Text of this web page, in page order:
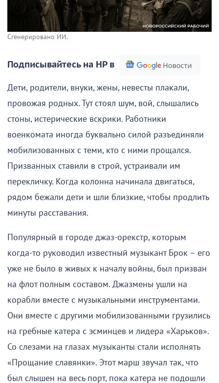
Сгенерировано ИИ.
Подписывайтесь на НР в
Дети, родители, внуки, жены, невесты плакали,
провожая родных. Тут стоял шум, вой, слышались
стоны, истерические вскрики. Работники
военкомата иногда буквально силой разъединяли
мобилизованных с теми, кто с ними прощался.
Призванных ставили в строй, устраивали им
перекличку. Когда колонна начинала двигаться,
рядом бежали дети и шли близкие, чтобы продлить
минуты расставания.
Популярный в городе джаз-орекстр, которым
когда-то руководил известный музыкант Брок – его
уже не было в живых к началу войны, был призван
на флот полным составом. Джазмены ушли на
корабли вместе с музыкальными инструментами.
Они вместе с другими мобилизованными грузились
на гребные катера с эсминцев и лидера «Харьков».
Со слезами на глазах музыканты стали исполнять
«Прощание славянки». Этот марш звучал так, что
был слышен на весь порт, пока катера не подошли